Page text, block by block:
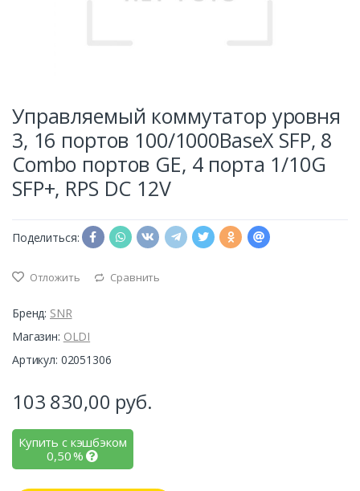
Управляемый коммутатор уровня
3, 16 портов 100/1000BaseX SFP, 8
Combo портов GE, 4 порта 1/10G
SFP+, RPS DC 12V
Поделиться:
Отложить Сравнить
Бренд: SNR
Магазин: OLDI
Артикул: 02051306
103 830,00 руб.
Купить с кэшбэком
0,50%